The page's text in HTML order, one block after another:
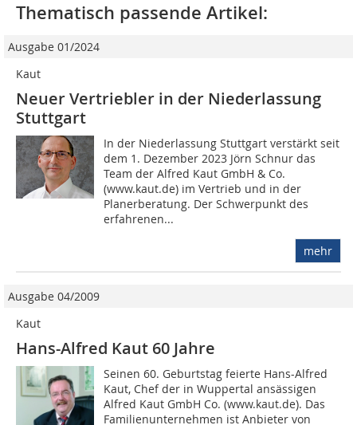
Thematisch passende Artikel:
Ausgabe 01/2024
Kaut
Neuer Vertriebler in der Niederlassung
Stuttgart
In der Niederlassung Stuttgart verstärkt seit
dem 1. Dezember 2023 Jörn Schnur das
Team der Alfred Kaut GmbH & Co.
(www.kaut.de) im Vertrieb und in der
Planerberatung. Der Schwerpunkt des
erfahrenen...
mehr
Ausgabe 04/2009
Kaut
Hans-Alfred Kaut 60 Jahre
Seinen 60. Ge­burtstag feier­te Hans-Alfred
Kaut, Chef der in Wuppertal an­sässigen
Alfred Kaut GmbH Co. (www.kaut.de). Das
Fa­mi­lien­un­ter­neh­men ist An­bie­ter von